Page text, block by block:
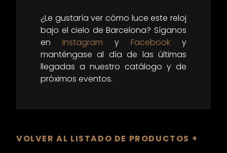
¿Le gustaría ver cómo luce este reloj
bajo el cielo de Barcelona? Síganos
en Instagram y Facebook y
manténgase al día de las últimas
llegadas a nuestro catálogo y de
próximos eventos.
VOLVER AL LISTADO DE PRODUCTOS +